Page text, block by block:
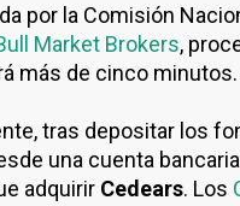
por la Comisión
Market Brokers,
más de cinco minutos.
tras depositar los
una cuenta
adquirir Cedears. Los